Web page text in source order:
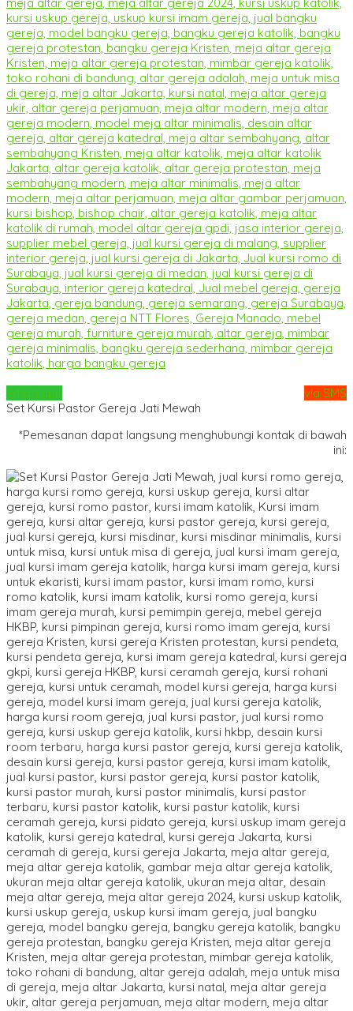
Whatsapp
via SMS
Set Kursi Pastor Gereja Jati Mewah
*Pemesanan dapat langsung menghubungi kontak di bawah
ini: